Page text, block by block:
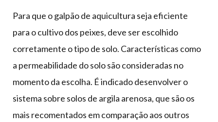
Para que o galpão de aquicultura seja eficiente
para o cultivo dos peixes, deve ser escolhido
corretamente o tipo de solo. Características como
a permeabilidade do solo são consideradas no
momento da escolha. É indicado desenvolver o
sistema sobre solos de argila arenosa, que são os
mais recomentados em comparação aos outros